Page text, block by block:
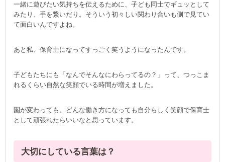
一緒に遊びたい気持ちを伝えるために、子ども同士でギュッとして
みたり、手を繋いだり。そういう初々しい関わり合いも側で見てい
て面白いんですよね。
あと私、保育士になってすっごく笑うようになったんです。
子どもたちにも「なんでそんなにわらってるの？」って、つっこま
れるくらい自然な笑顔でいる時間が増えました。
園が変わっても、どんな働き方になっても自分らしく笑顔で保育士
として頑張れたらいいなと思っています。
大切にしている言葉は？